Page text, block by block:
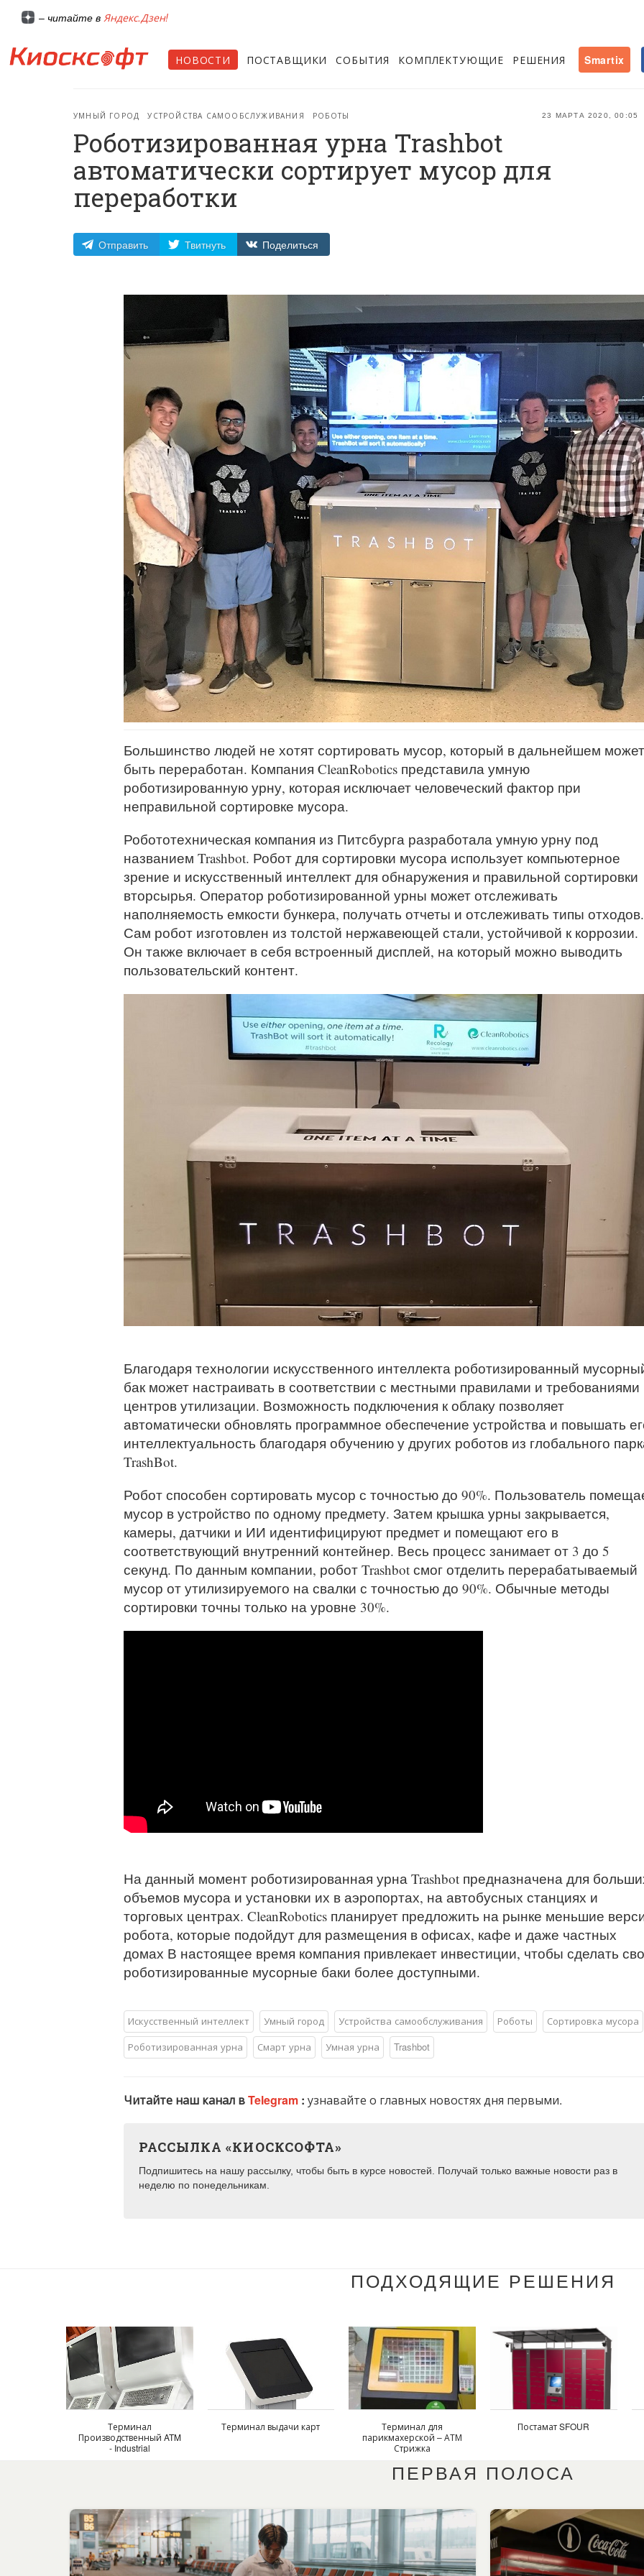
– читайте в Яндекс.Дзен!
НОВОСТИ ПОСТАВЩИКИ СОБЫТИЯ КОМПЛЕКТУЮЩИЕ РЕШЕНИЯ Smartix
23 МАРТА 2020, 00:05
УМНЫЙ ГОРОД УСТРОЙСТВА САМООБСЛУЖИВАНИЯ РОБОТЫ
Роботизированная урна Trashbot
автоматически сортирует мусор для
переработки
Отправить Твитнуть Поделиться
Большинство людей не хотят сортировать мусор, который в дальнейшем может
быть переработан. Компания CleanRobotics представила умную
роботизированную урну, которая исключает человеческий фактор при
неправильной сортировке мусора.
Робототехническая компания из Питсбурга разработала умную урну под
названием Trashbot. Робот для сортировки мусора использует компьютерное
зрение и искусственный интеллект для обнаружения и правильной сортировки
вторсырья. Оператор роботизированной урны может отслеживать
наполняемость емкости бункера, получать отчеты и отслеживать типы отходов.
Сам робот изготовлен из толстой нержавеющей стали, устойчивой к коррозии.
Он также включает в себя встроенный дисплей, на который можно выводить
пользовательский контент.
Благодаря технологии искусственного интеллекта роботизированный
бак может настраивать в соответствии с местными правилами и требованиями
центров утилизации. Возможность подключения к облаку позволяет
автоматически обновлять программное обеспечение устройства и повышать
интеллектуальность благодаря обучению у других роботов из глобального
TrashBot.
Робот способен сортировать мусор с точностью до 90%. Пользователь
мусор в устройство по одному предмету. Затем крышка урны закрывается,
камеры, датчики и ИИ идентифицируют предмет и помещают его в
соответствующий внутренний контейнер. Весь процесс занимает от 3 до 5
секунд. По данным компании, робот Trashbot смог отделить перерабатываемый
мусор от утилизируемого на свалки с точностью до 90%. Обычные методы
сортировки точны только на уровне 30%.
На данный момент роботизированная урна Trashbot предназначена для
объемов мусора и установки их в аэропортах, на автобусных станциях и
торговых центрах. CleanRobotics планирует предложить на рынке меньшие
робота, которые подойдут для размещения в офисах, кафе и даже частных
домах В настоящее время компания привлекает инвестиции, чтобы сделать
роботизированные мусорные баки более доступными.
Искусственный интеллект Умный город Устройства самообслуживания Роботы
Сортировка мусора
Роботизированная урна
Смарт урна Умная урна Trashbot
Читайте наш канал вTelegram : узнавайте о главных новостях дня первыми.
РАССЫЛКА «КИОСКСОФТА»
Подпишитесь на нашу рассылку, чтобы быть в курсе новостей. Получай только важные новости раз в
неделю по понедельникам.
ПОДХОДЯЩИЕ РЕШЕНИЯ
Терминал
Производственный ATM
- Industrial
Терминал выдачи карт
Терминал для
парикмахерской – АТМ
Стрижка
Постамат SFOUR
ПЕРВАЯ ПОЛОСА